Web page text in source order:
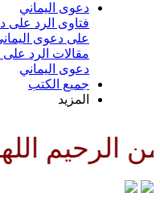
اليماني
الرد على دعوى اليماني
دعوى اليماني كتب الرد
الرد على دعوى اليماني
كن